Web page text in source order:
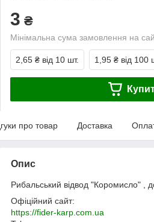
3 ₴
Мінімальна сума замовлення на
2,65 ₴ від 10 шт. 1,95 ₴ від 100
про товар Доставка
Опис
Рибальський відвод "Коромисло" ,
Офіційний сайт:
https://fider-karp.com.ua